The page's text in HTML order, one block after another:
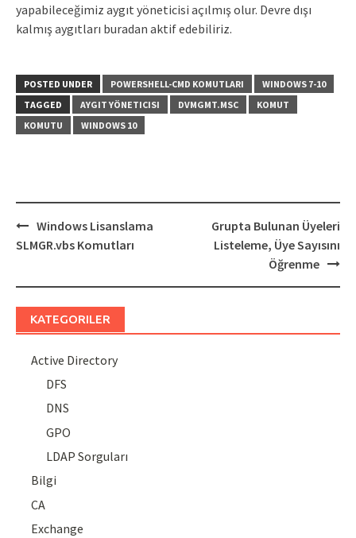
yapabileceğimiz aygıt yöneticisi açılmış olur. Devre dışı
kalmış aygıtları buradan aktif edebiliriz.
POSTED UNDER POWERSHELL-CMD KOMUTLARI
WINDOWS 7-10
TAGGED
AYGIT YÖNETICISI DVMGMT.MSC
KOMUT
KOMUTU
WINDOWS 10
Post
navigation
Windows Lisanslama
SLMGR.vbs Komutları
Grupta Bulunan Üyeleri
Listeleme, Üye Sayısını
Öğrenme
KATEGORILER
Active Directory
DFS
DNS
GPO
LDAP Sorguları
Bilgi
CA
Exchange